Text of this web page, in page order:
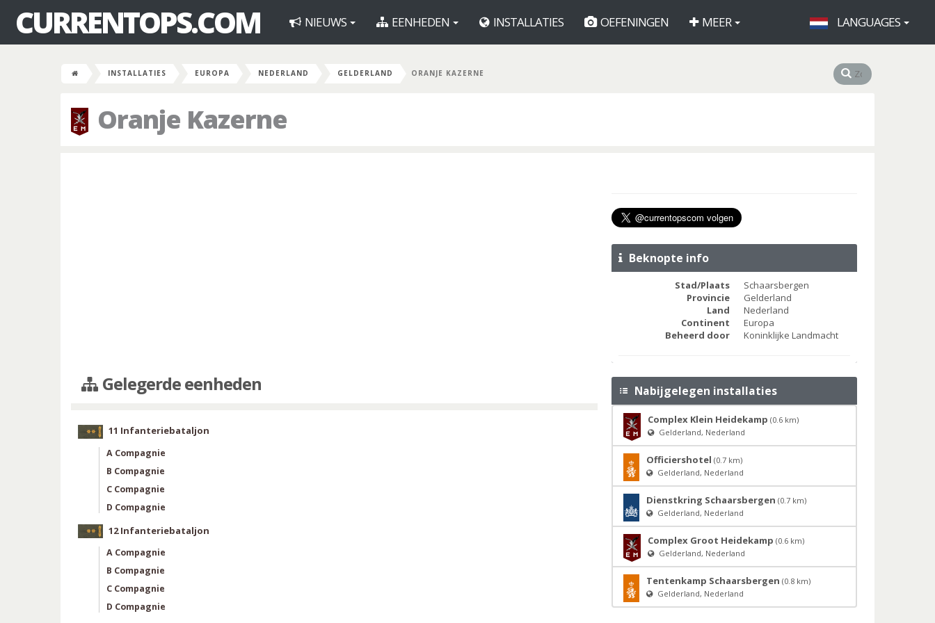
CURRENTOPS.COM NIEUWS EENHEDEN INSTALLATIES OEFENINGEN MEER LANGUAGES
INSTALLATIES EUROPA NEDERLAND GELDERLAND ORANJE KAZERNE
Oranje Kazerne
Gelegerde eenheden
11 Infanteriebataljon
A Compagnie
B Compagnie
C Compagnie
D Compagnie
12 Infanteriebataljon
A Compagnie
B Compagnie
C Compagnie
D Compagnie
Beknopte info
Stad/Plaats
Schaarsbergen
Provincie
Gelderland
Land
Nederland
Continent
Europa
Beheerd door
Koninklijke Landmacht
Nabijgelegen installaties
Complex Klein Heidekamp (0.6 km)
Gelderland, Nederland
Officiershotel (0.7 km)
Gelderland, Nederland
Dienstkring Schaarsbergen (0.7 km)
Gelderland, Nederland
Complex Groot Heidekamp (0.6 km)
Gelderland, Nederland
Tentenkamp Schaarsbergen (0.8 km)
Gelderland, Nederland